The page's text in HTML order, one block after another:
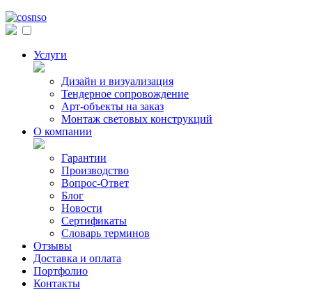
Услуги
Дизайн и визуализация
Тендерное сопровождение
Арт-объекты на заказ
Монтаж световых конструкций
О компании
Гарантии
Производство
Вопрос-Ответ
Блог
Новости
Сертификаты
Словарь терминов
Отзывы
Доставка и оплата
Портфолио
Контакты